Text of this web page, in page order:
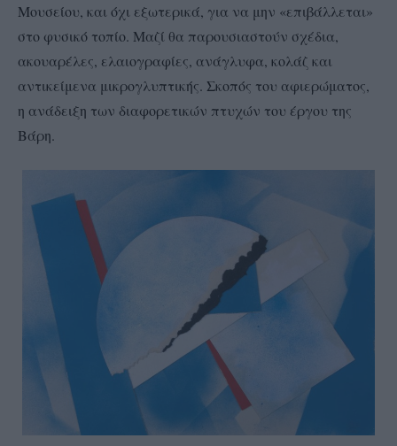
Μουσείου, και όχι εξωτερικά, για να μην «επιβάλλεται»
στο φυσικό τοπίο. Μαζί θα παρουσιαστούν σχέδια,
ακουαρέλες, ελαιογραφίες, ανάγλυφα, κολάζ και
αντικείμενα μικρογλυπτικής. Σκοπός του αφιερώματος,
η ανάδειξη των διαφορετικών πτυχών του έργου της
Βάρη.